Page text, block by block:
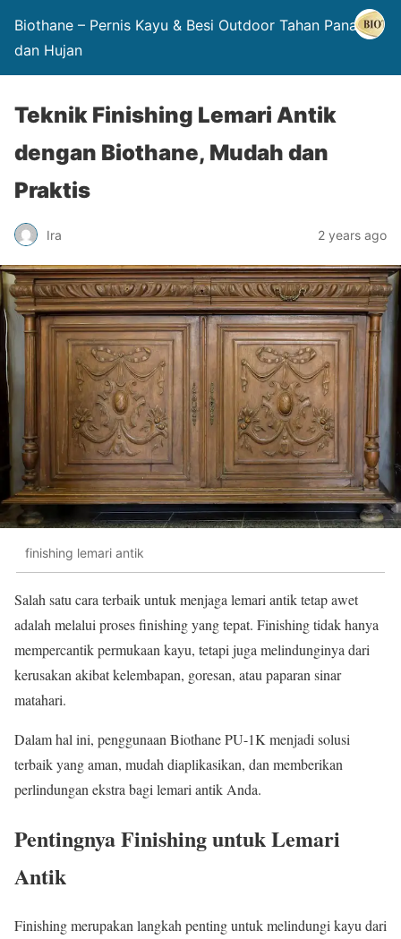
Biothane – Pernis Kayu & Besi Outdoor Tahan Panas
dan Hujan
Teknik Finishing Lemari Antik
dengan Biothane, Mudah dan
Praktis
Ira 2 years ago
finishing lemari antik
Salah satu cara terbaik untuk menjaga lemari antik tetap awet
adalah melalui proses finishing yang tepat. Finishing tidak hanya
mempercantik permukaan kayu, tetapi juga melindunginya dari
kerusakan akibat kelembapan, goresan, atau paparan sinar
matahari.
Dalam hal ini, penggunaan Biothane PU-1K menjadi solusi
terbaik yang aman, mudah diaplikasikan, dan memberikan
perlindungan ekstra bagi lemari antik Anda.
Pentingnya Finishing untuk Lemari
Antik
Finishing merupakan langkah penting untuk melindungi kayu dari